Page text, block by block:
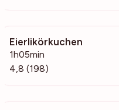
Eierlikörkuchen
1h05min
4,8 (198)